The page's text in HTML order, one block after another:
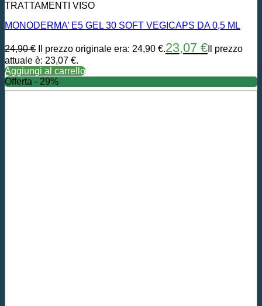
TRATTAMENTI VISO
MONODERMA’ E5 GEL 30 SOFT VEGICAPS DA 0,5 ML
24,90€ Il prezzo originale era: 24,90 €.23,07 € Il prezzo
attuale è: 23,07 €.
Aggiungi al carrello
Offerta - 29%